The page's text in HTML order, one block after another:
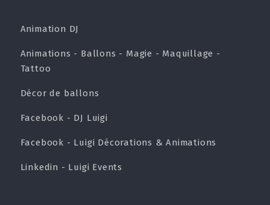
Animation DJ
Animations - Ballons - Magie - Maquillage -
Tattoo
Décor de ballons
Facebook - DJ Luigi
Facebook - Luigi Décorations & Animations
Linkedin - Luigi Events